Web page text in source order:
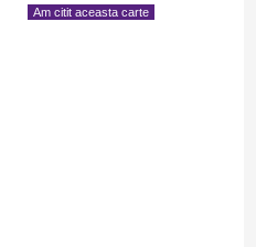
Am citit aceasta carte